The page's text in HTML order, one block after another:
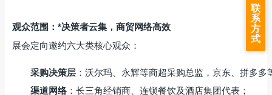
观众范围：*决策者云集，商贸网络高效
展会定向邀约六大类核心观众：
采购决策层 ：沃尔玛、永辉等商超采购总监，京东、拼多多
渠道网络：长三角经销商、连锁餐饮及酒店集团代表；
联
系
方
式